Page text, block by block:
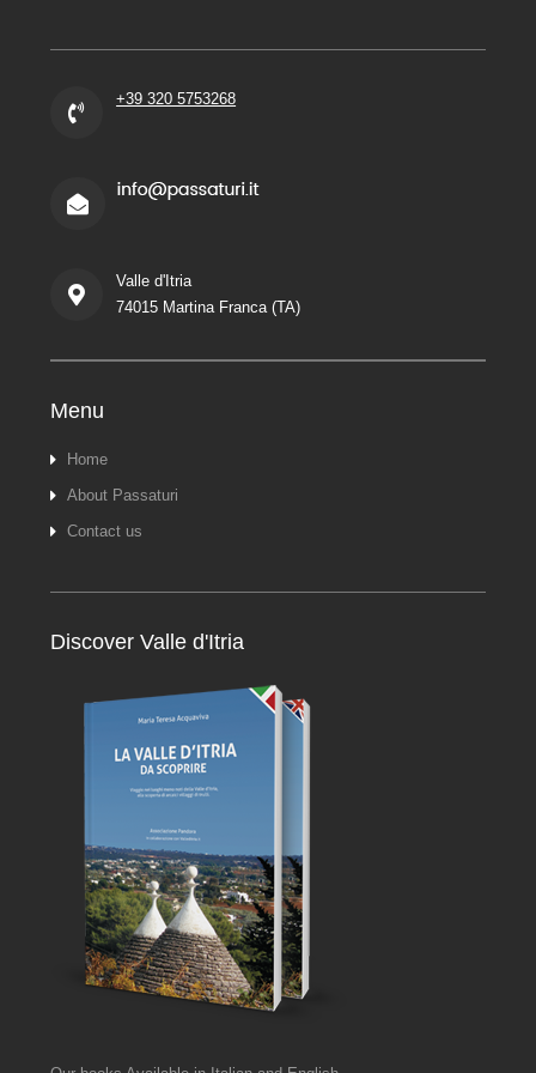
+39 320 5753268
Valle d'Itria
74015 Martina Franca (TA)
Menu
Home
About Passaturi
Contact us
Discover Valle d'Itria